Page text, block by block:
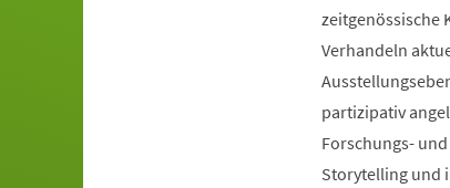
zeitgenössische
Verhandeln
partizipativ
Forschungs-
Storytelling und